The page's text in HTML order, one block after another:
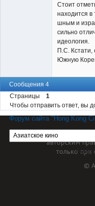
Стоит
находится
шным и
сильно
идеология.
П.С. Кстати,
Южную
Сообщения 4
Страницы
1
Чтобы отправить ответ, вы
Форум сайта "Hong Kong
Форум
Материал
авторским
только при
©